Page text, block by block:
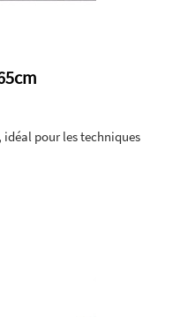
pour les techniques